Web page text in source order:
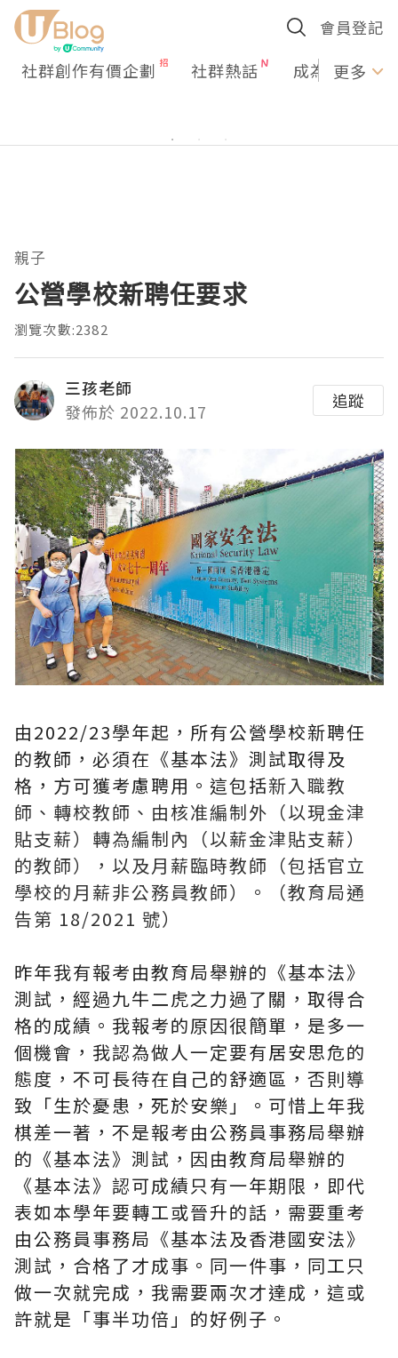
會員登記
社群創作有價企劃 社群熱話 成為U更多
親子
公營學校新聘任要求
瀏覽次數:2382
三孩老師
發佈於 2022.10.17
追蹤
由2022/23學年起，所有公營學校新聘任
的教師，必須在《基本法》測試取得及
格，方可獲考慮聘用。這包括新入職教
師、轉校教師、由核准編制外（以現金津
貼支薪）轉為編制內（以薪金津貼支薪）
的教師），以及月薪臨時教師（包括官立
學校的月薪非公務員教師）。（教育局通
告第 18/2021 號）
昨年我有報考由教育局舉辦的《基本法》
測試，經過九牛二虎之力過了關，取得合
格的成績。我報考的原因很簡單，是多一
個機會，我認為做人一定要有居安思危的
態度，不可長待在自己的舒適區，否則導
致「生於憂患，死於安樂」。可惜上年我
棋差一著，不是報考由公務員事務局舉辦
的《基本法》測試，因由教育局舉辦的
《基本法》認可成績只有一年期限，即代
表如本學年要轉工或晉升的話，需要重考
由公務員事務局《基本法及香港國安法》
測試，合格了才成事。同一件事，同工只
做一次就完成，我需要兩次才達成，這或
許就是「事半功倍」的好例子。